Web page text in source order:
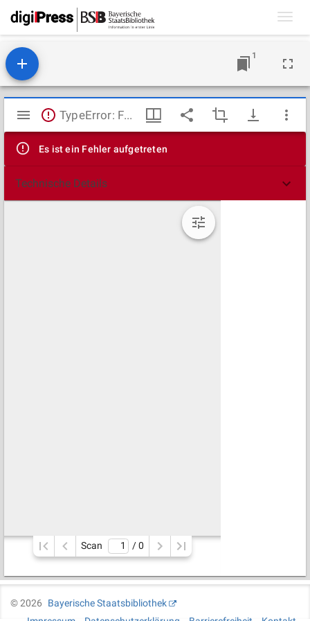
1
Mirador
Viewer
TypeError: Failed to fetch
Es ist ein Fehler aufgetreten
Technische Details
Scan / 0
©2026
Bayerische Staatsbibliothek